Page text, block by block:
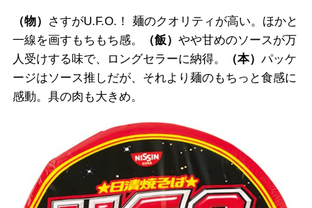
（物）
さすがU.F.O.！ 麺のクオリティが高い。ほかと
一線を画すもちもち感。
（飯） やや甘めのソースが万
人受けする味で、ロングセラーに納得。
（本） パッケ
ージはソース推しだが、それより麺のもちっと食感に
感動。具の肉も大きめ。